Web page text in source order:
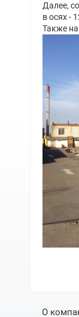
Далее,
в осях -
Также
О